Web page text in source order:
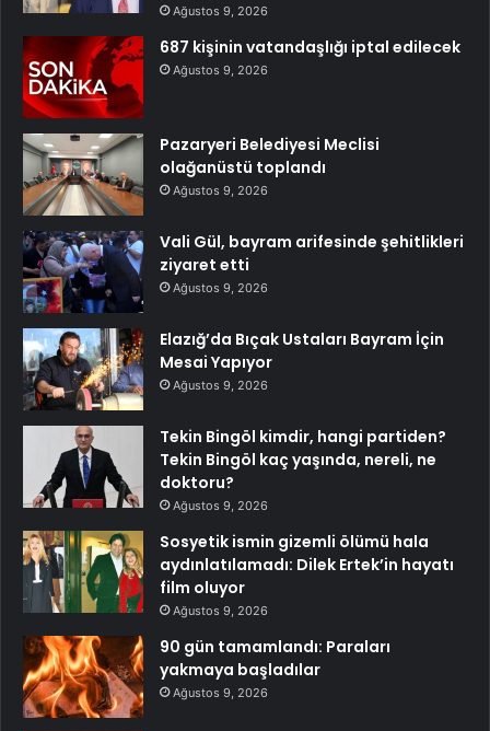
Ağustos 9, 2026
687 kişinin vatandaşlığı iptal edilecek
Ağustos 9, 2026
Pazaryeri Belediyesi Meclisi
olağanüstü toplandı
Ağustos 9, 2026
Vali Gül, bayram arifesinde şehitlikleri
ziyaret etti
Ağustos 9, 2026
Elazığ’da Bıçak Ustaları Bayram İçin
Mesai Yapıyor
Ağustos 9, 2026
Tekin Bingöl kimdir, hangi partiden?
Tekin Bingöl kaç yaşında, nereli, ne
doktoru?
Ağustos 9, 2026
Sosyetik ismin gizemli ölümü hala
aydınlatılamadı: Dilek Ertek’in hayatı
film oluyor
Ağustos 9, 2026
90 gün tamamlandı: Paraları
yakmaya başladılar
Ağustos 9, 2026